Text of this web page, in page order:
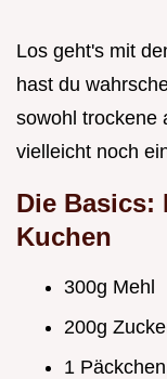
Los geht's mit
hast du
sowohl trockene
vielleicht noch
Die Basics:
Kuchen
300g Mehl
200g
1